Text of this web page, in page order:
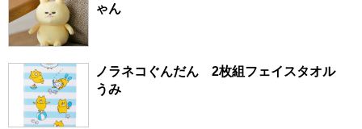
ゃん
ノラネコぐんだん 2枚組フェイスタオル
うみ